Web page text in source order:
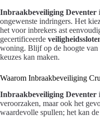
Inbraakbeveiliging Deventer
ongewenste indringers. Het
het voor inbrekers ast
gecertificeerde
woning. Blijf op de hoogte van
keuzes kan maken.
Waarom Inbraakbeveiliging
Inbraakbeveiliging Deventer
veroorzaken, maar ook het
waardevolle spullen; het kan